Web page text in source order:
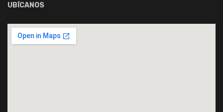
UBÍCANOS